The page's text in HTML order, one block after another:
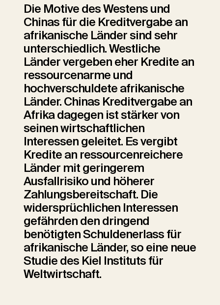
Die Motive des Westens und
Chinas für die Kreditvergabe an
afrikanische Länder sind sehr
unterschiedlich. Westliche
Länder vergeben eher Kredite an
ressourcenarme und
hochverschuldete afrikanische
Länder. Chinas Kreditvergabe an
Afrika dagegen ist stärker von
seinen wirtschaftlichen
Interessen geleitet. Es vergibt
Kredite an ressourcenreichere
Länder mit geringerem
Ausfallrisiko und höherer
Zahlungsbereitschaft. Die
widersprüchlichen Interessen
gefährden den dringend
benötigten Schuldenerlass für
afrikanische Länder, so eine neue
Studie des Kiel Instituts für
Weltwirtschaft.